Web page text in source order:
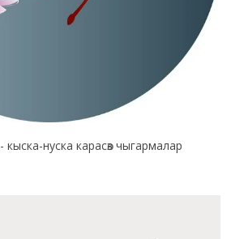
- кыска-нуска карасөз чыгармалар